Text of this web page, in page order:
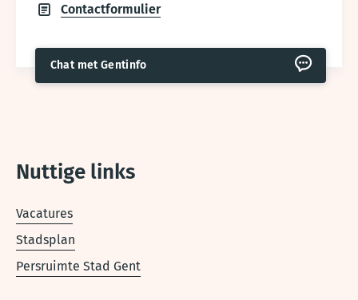
Contactformulier
Chat met Gentinfo
Nuttige links
Vacatures
Stadsplan
Persruimte Stad Gent